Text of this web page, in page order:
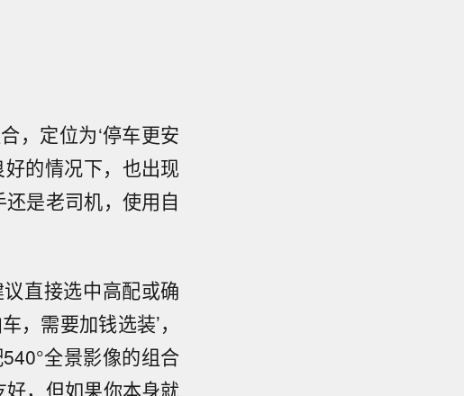
，定位为‘停车更安
的情况下，也出现
是老司机，使用自
直接选中高配或确
，需要加钱选装’，
全景影像的组合
好，但如果你本身就